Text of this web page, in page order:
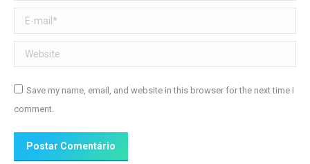
E-mail *
Website
Save my name, email, and website in this browser for the next time I
comment.
Postar Comentário